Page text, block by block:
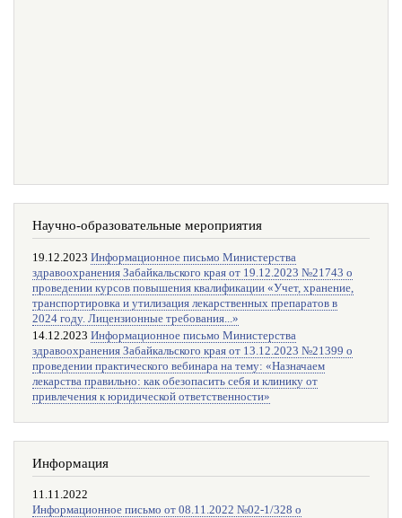
Научно-образовательные мероприятия
19.12.2023 Информационное письмо Министерства
здравоохранения Забайкальского края от 19.12.2023 №21743 о
проведении курсов повышения квалификации «Учет, хранение,
транспортировка и утилизация лекарственных препаратов в
2024 году. Лицензионные требования...»
14.12.2023 Информационное письмо Министерства
здравоохранения Забайкальского края от 13.12.2023 №21399 о
проведении практического вебинара на тему: «Назначаем
лекарства правильно: как обезопасить себя и клинику от
привлечения к юридической ответственности»
Информация
11.11.2022
Информационное письмо от 08.11.2022 №02-1/328 о